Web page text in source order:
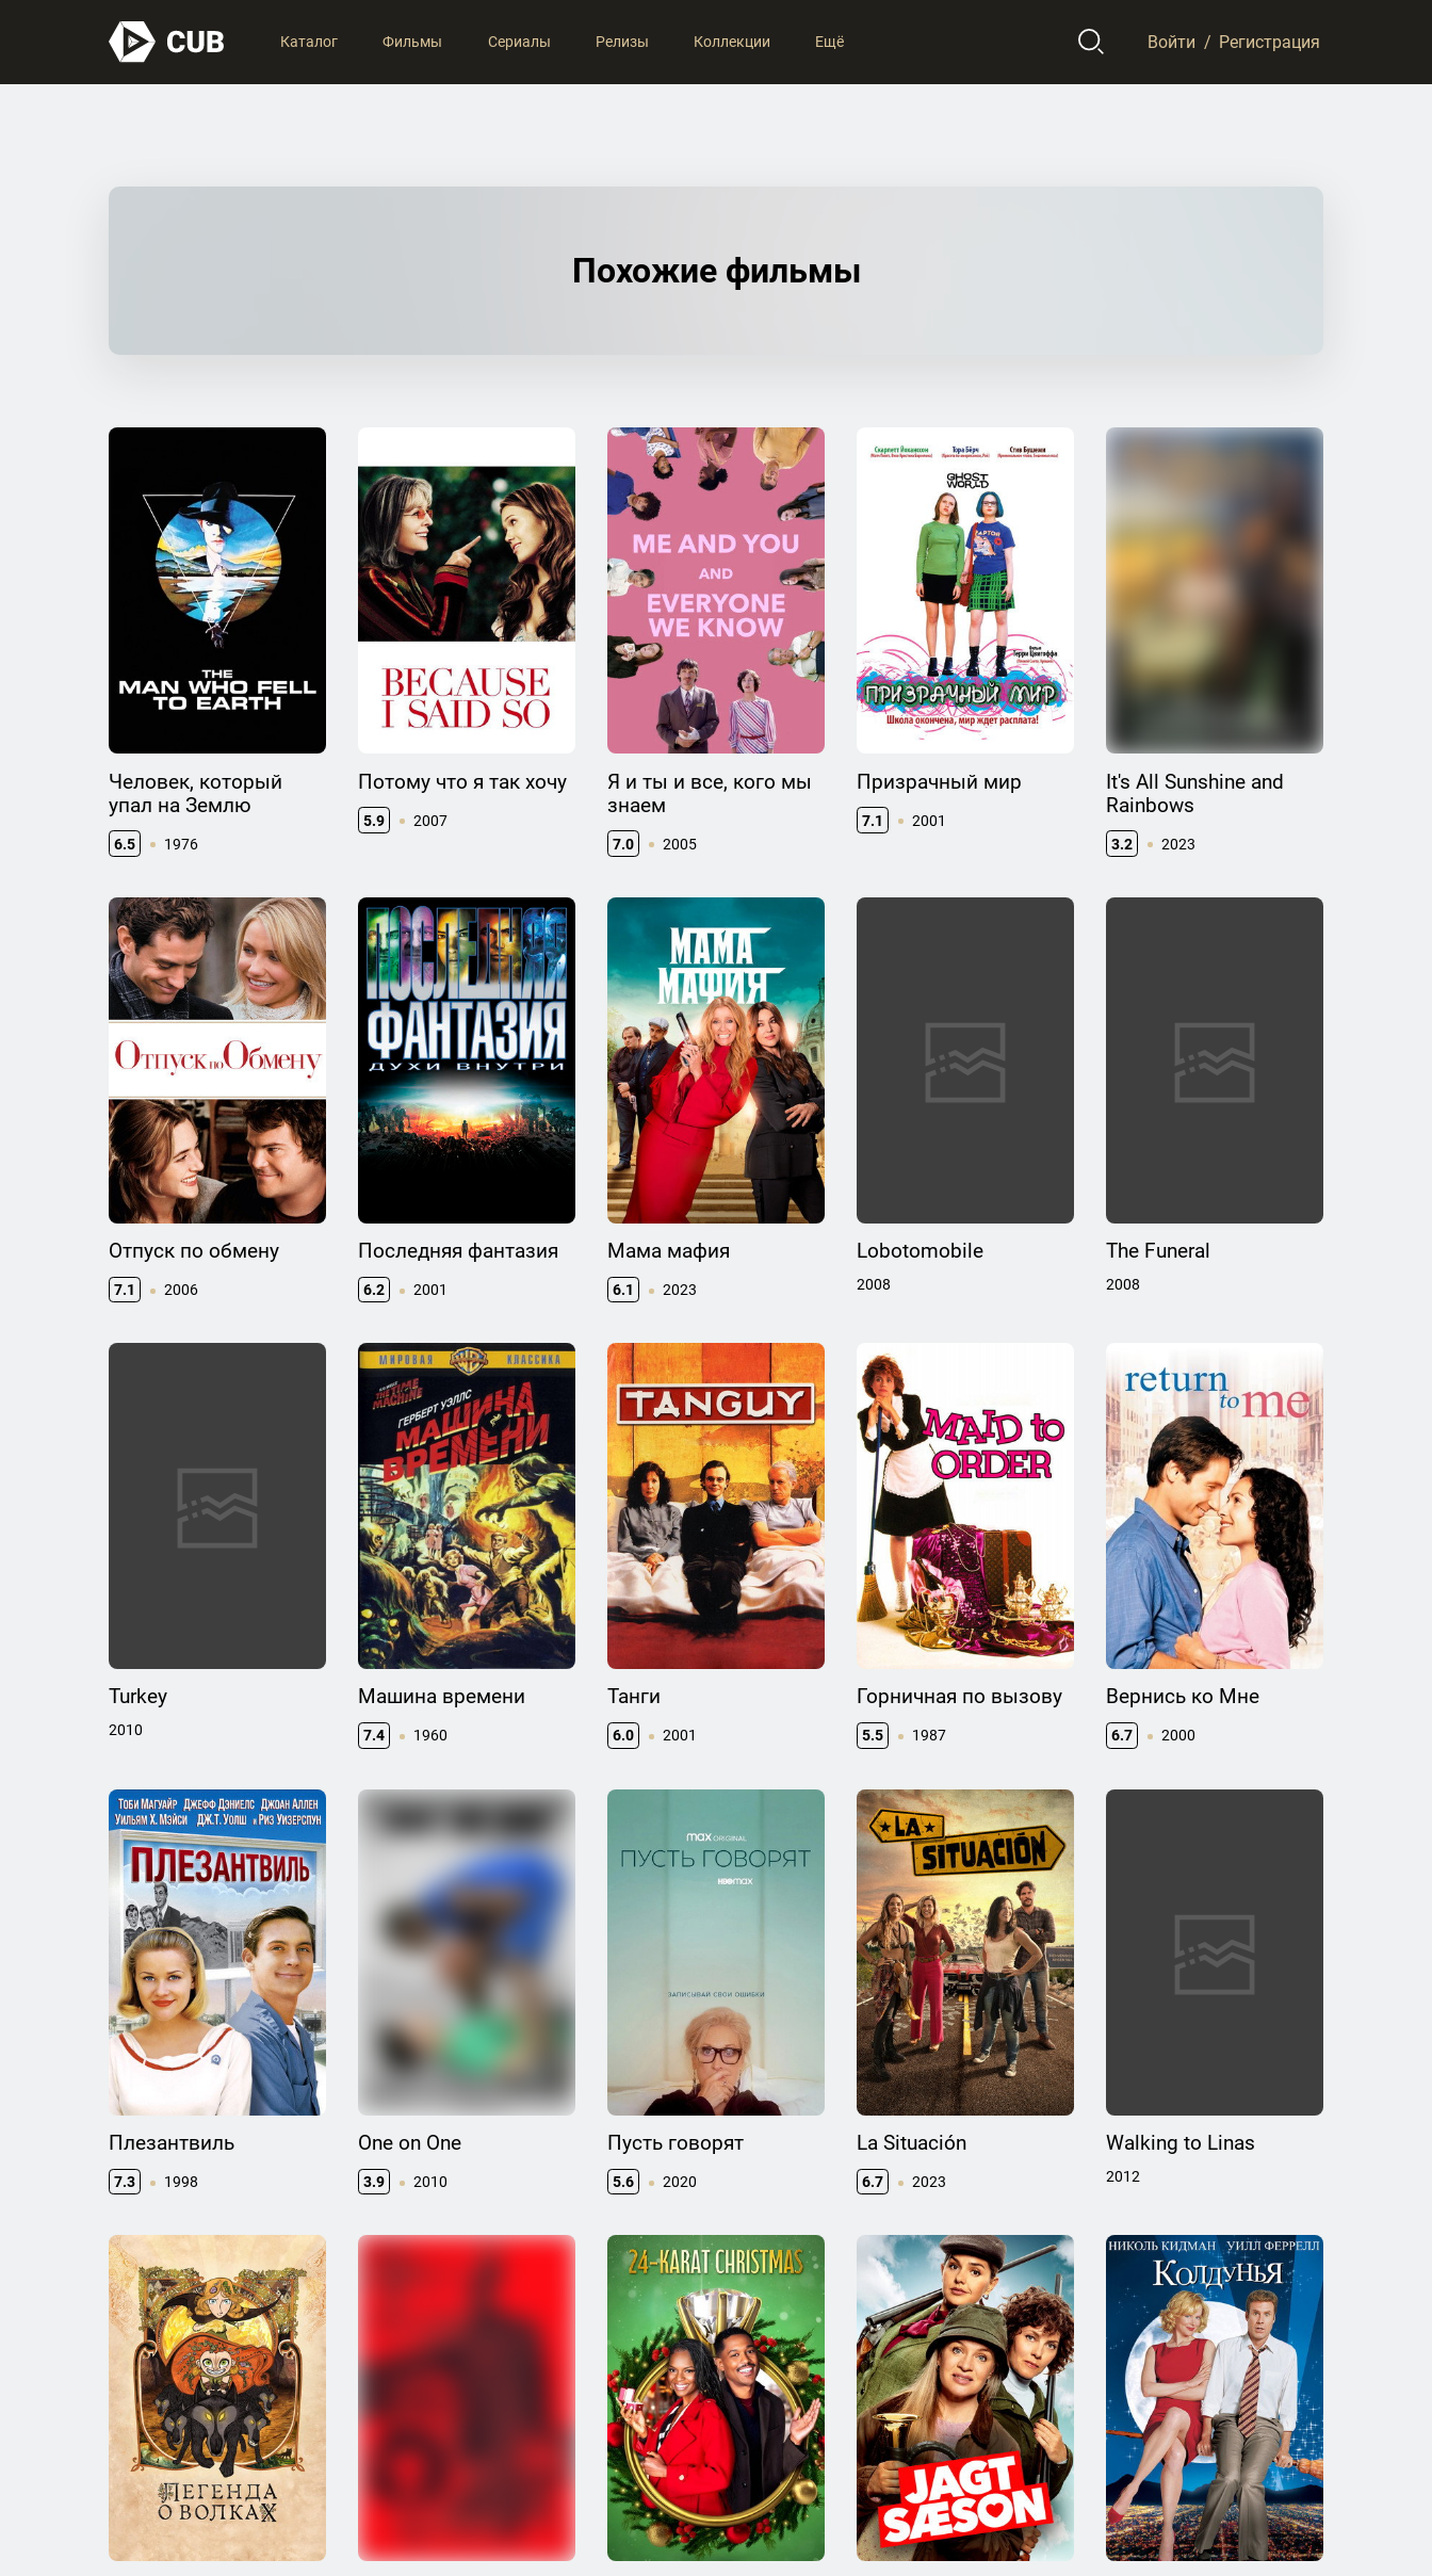
Каталог Фильмы Сериалы Релизы Коллекции Ещё Войти / Регистрация
Похожие фильмы
Человек, который
упал на Землю
6.5 1976
Потому что я так хочу
5.9 2007
Я и ты и все, кого мы
знаем
7.0 2005
Призрачный мир
7.1 2001
It's All Sunshine and
Rainbows
3.2 2023
Отпуск по обмену
7.1 2006
Последняя фантазия
6.2 2001
Мама мафия
6.1 2023
Lobotomobile
2008
The Funeral
2008
Turkey
2010
Машина времени
7.4 1960
Танги
6.0 2001
Горничная по вызову
5.5 1987
Вернись ко Мне
6.7 2000
Плезантвиль
7.3 1998
One on One
3.9 2010
Пусть говорят
5.6 2020
La Situación
6.7 2023
Walking to Linas
2012